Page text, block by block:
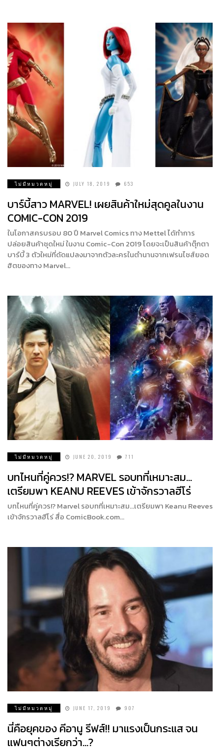
ไม่มีหมวดหมู่ JULY 18, 2019 653
บาร์บี้สาว MARVEL! เผยสินค้าใหม่สุดคูลในงาน
COMIC-CON 2019
ในโอกาสครบรอบ 80 ปี Marvel Comics ทาง Mettel ได้ทำการ
ปล่อยสินค้าชุดใหม่ ในงาน Comic-Con 2019 โดยจะเป็นสินค้าตุ๊กตา
บาร์บี้ 3 ตัวใหม่ที่ดัดแปลงมาจากตัวละครในตำนานจากเฟรนไชส์ยอด
ฮิตของทาง Marvel…
ไม่มีหมวดหมู่ JUNE 20, 2019 711
บทไหนที่คู่ควร!? MARVEL รอบทที่เหมาะสม…
เตรียมพา KEANU REEVES เข้าจักรวาลฮีโร่
บทไหนที่คู่ควร!? Marvel รอบทที่เหมาะสม…เตรียมพา Keanu Reeves
เข้าจักรวาลฮีโร่ สื่อ ComicBook.com…
ไม่มีหมวดหมู่ JUNE 17, 2019 907
นี่คือยุคของ คีอานู รีฟส์!! มาแรงเป็นกระแส จน
แฟนๆต่างเรียกว่า…?